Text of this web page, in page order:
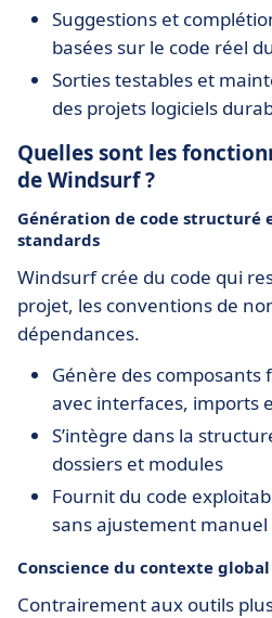
Suggestions et
basées sur le code réel
Sorties testables et
des projets logiciels
Quelles sont les
de Windsurf ?
Génération de code structuré
standards
Windsurf crée du code qui
projet, les conventions de
dépendances.
Génère des
avec interfaces, imports
S’intègre dans la
dossiers et modules
Fournit du code
sans ajustement manuel
Conscience du contexte
Contrairement aux outils